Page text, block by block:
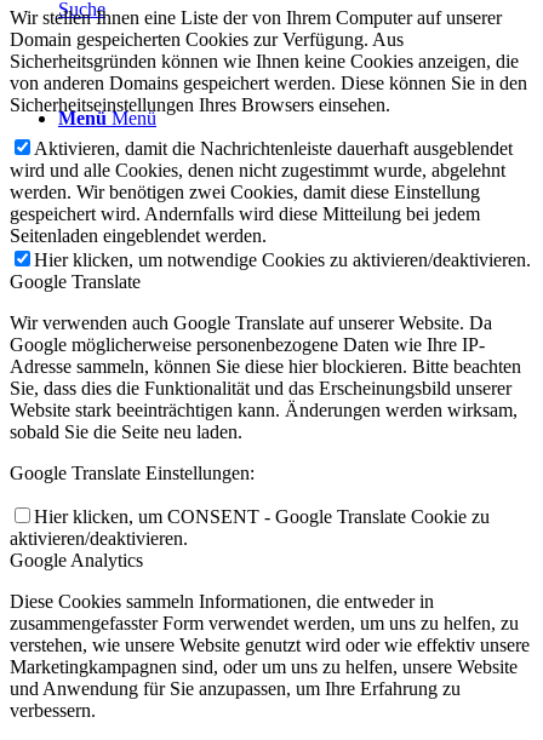
Suche
Menü Menü
Wir stellen Ihnen eine Liste der von Ihrem Computer auf unserer
Domain gespeicherten Cookies zur Verfügung. Aus
Sicherheitsgründen können wie Ihnen keine Cookies anzeigen, die
von anderen Domains gespeichert werden. Diese können Sie in den
Sicherheitseinstellungen Ihres Browsers einsehen.
Aktivieren, damit die Nachrichtenleiste dauerhaft ausgeblendet
wird und alle Cookies, denen nicht zugestimmt wurde, abgelehnt
werden. Wir benötigen zwei Cookies, damit diese Einstellung
gespeichert wird. Andernfalls wird diese Mitteilung bei jedem
Seitenladen eingeblendet werden.
Hier klicken, um notwendige Cookies zu aktivieren/deaktivieren.
Google Translate
Wir verwenden auch Google Translate auf unserer Website. Da
Google möglicherweise personenbezogene Daten wie Ihre IP-
Adresse sammeln, können Sie diese hier blockieren. Bitte beachten
Sie, dass dies die Funktionalität und das Erscheinungsbild unserer
Website stark beeinträchtigen kann. Änderungen werden wirksam,
sobald Sie die Seite neu laden.
Google Translate Einstellungen:
Hier klicken, um CONSENT - Google Translate Cookie zu
aktivieren/deaktivieren.
Google Analytics
Diese Cookies sammeln Informationen, die entweder in
zusammengefasster Form verwendet werden, um uns zu helfen, zu
verstehen, wie unsere Website genutzt wird oder wie effektiv unsere
Marketingkampagnen sind, oder um uns zu helfen, unsere Website
und Anwendung für Sie anzupassen, um Ihre Erfahrung zu
verbessern.